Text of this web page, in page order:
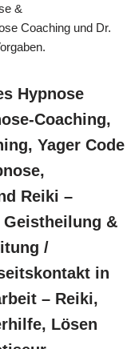
&
Coaching und Dr.
Hypnose
Coaching,
Yager Code
Reiki –
&
/
in
– Reiki,
Lösen